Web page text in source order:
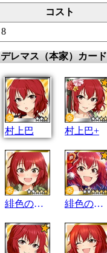
コスト
8
デレマス（本家）カード
村上巴 村上巴+
緋色の一皿 緋色の一皿